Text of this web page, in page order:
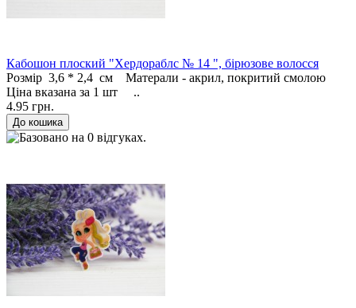
Кабошон плоский "Хердораблс № 14 ", бірюзове волосся
Розмір 3,6 * 2,4 см Матерали - акрил, покритий смолою
Ціна вказана за 1 шт ..
4.95 грн.